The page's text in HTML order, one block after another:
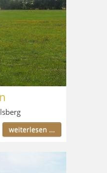
weiterlesen ...